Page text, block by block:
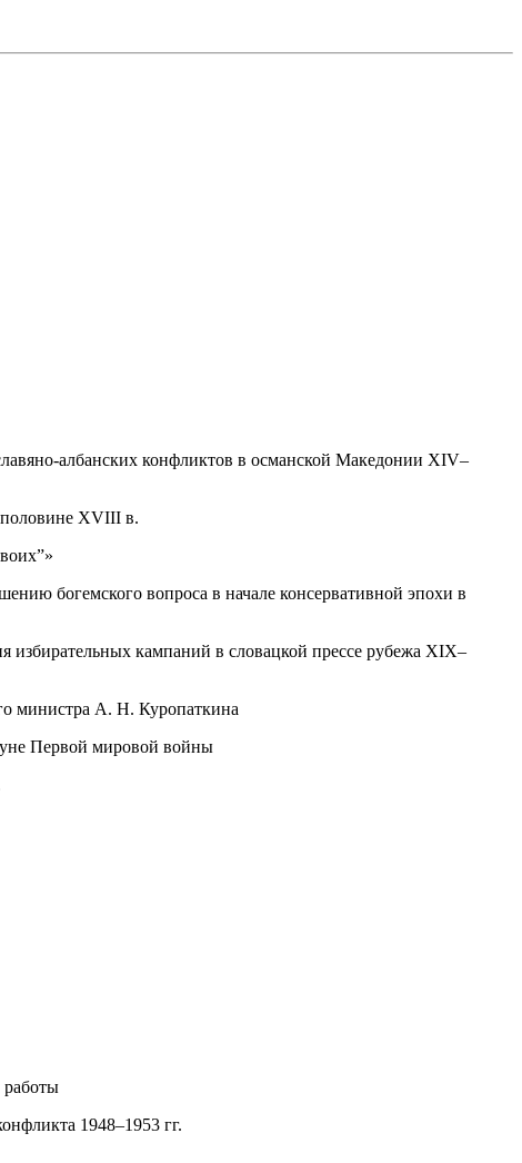
албанских конфликтов в османской Македонии XIV–
XVIII в.
богемского вопроса в начале консервативной эпохи в
избирательных кампаний в словацкой прессе рубежа XIX–
министра А. Н. Куропаткина
Первой мировой войны
работы
1948–1953 гг.